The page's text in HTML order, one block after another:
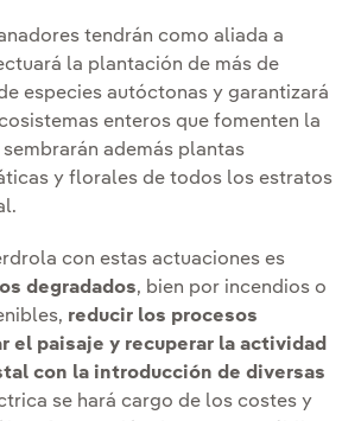
tendrán como aliada a
la plantación de más de
especies autóctonas y garantizará
enteros que fomenten la
además plantas
y florales de todos los estratos
con estas actuaciones es
degradados, bien por incendios o
reducir los procesos
el paisaje y recuperar la actividad
con la introducción de diversas
se hará cargo de los costes y